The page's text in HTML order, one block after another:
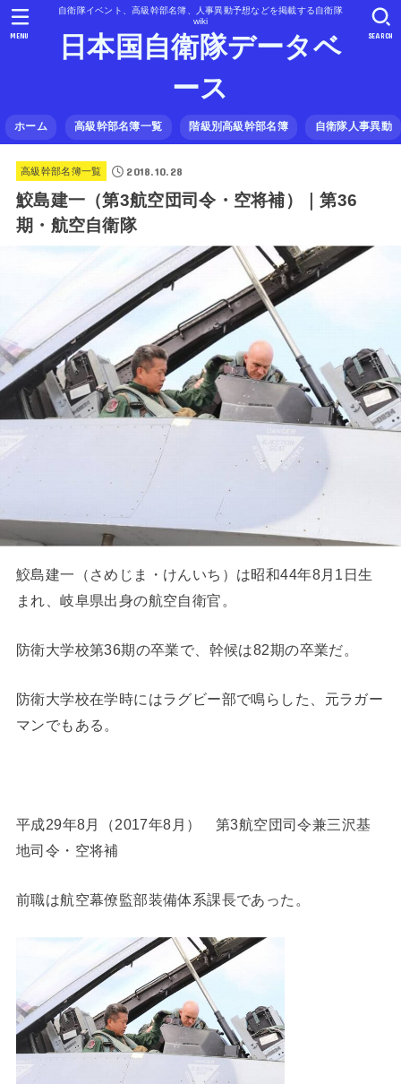
自衛隊イベント、高級幹部名簿、人事異動予想などを掲載する自衛隊
wiki
日本国自衛隊データベ
ース
ホーム 高級幹部名簿一覧 階級別高級幹部名簿 自衛隊人事異動
SEARCH
MENU
高級幹部名簿一覧 2018.10.28
鮫島建一（第3航空団司令・空将補）｜第36
期・航空自衛隊
鮫島建一（さめじま・けんいち）は昭和44年8月1日生
まれ、岐阜県出身の航空自衛官。
防衛大学校第36期の卒業で、幹候は82期の卒業だ。
防衛大学校在学時にはラグビー部で鳴らした、元ラガー
マンでもある。
平成29年8月（2017年8月） 第3航空団司令兼三沢基
地司令・空将補
前職は航空幕僚監部装備体系課長であった。